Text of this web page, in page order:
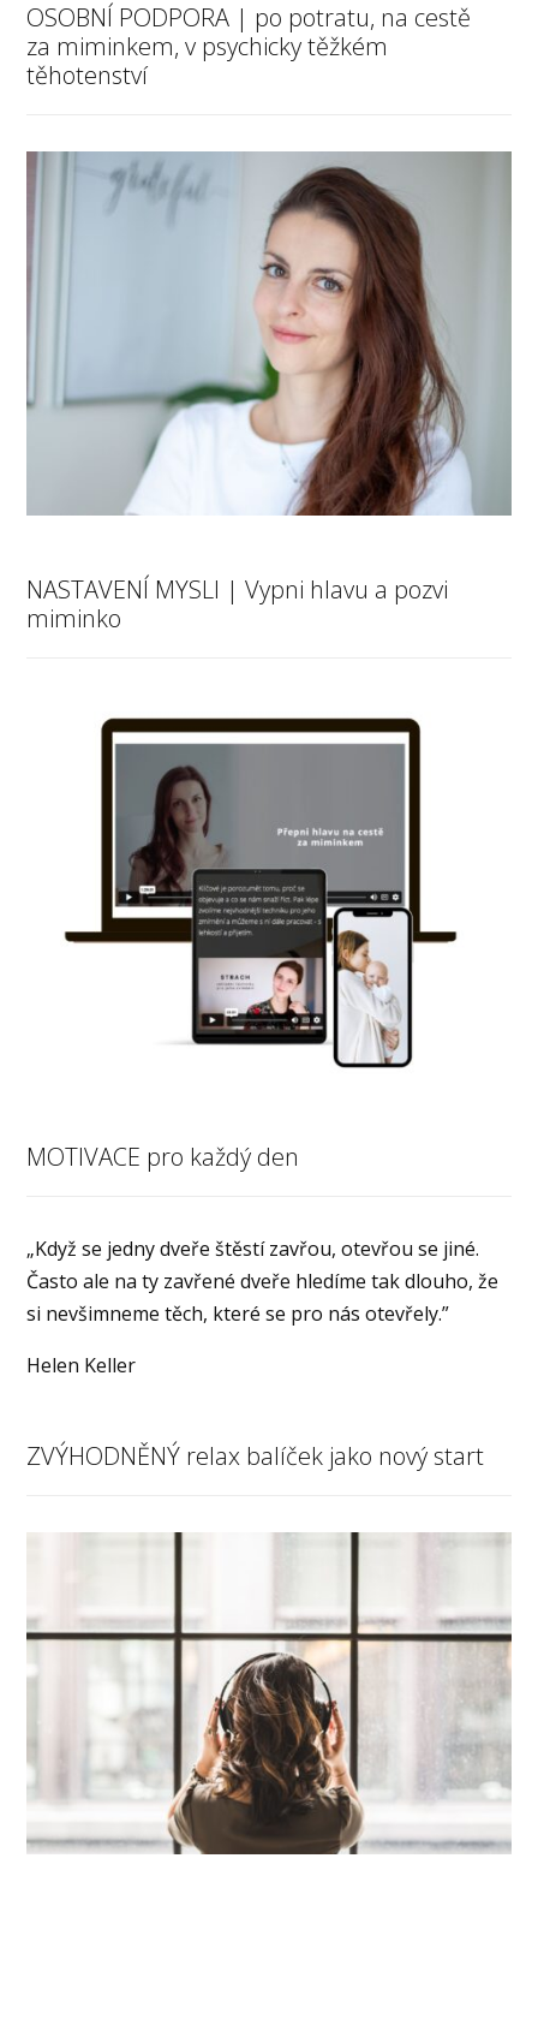
OSOBNÍ PODPORA | po potratu, na cestě
za miminkem, v psychicky těžkém
těhotenství
NASTAVENÍ MYSLI | Vypni hlavu a pozvi
miminko
MOTIVACE pro každý den
„Když se jedny dveře štěstí zavřou, otevřou se jiné.
Často ale na ty zavřené dveře hledíme tak dlouho, že
si nevšimneme těch, které se pro nás otevřely.”
Helen Keller
ZVÝHODNĚNÝ relax balíček jako nový start